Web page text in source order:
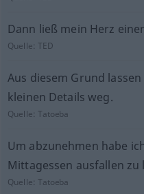
Dann ließ mein Herz
Quelle:TED
Aus diesem Grund
kleinen Details weg.
Quelle:Tatoeba
Um abzunehmen habe
Mittagessen ausfallen zu
Quelle:Tatoeba